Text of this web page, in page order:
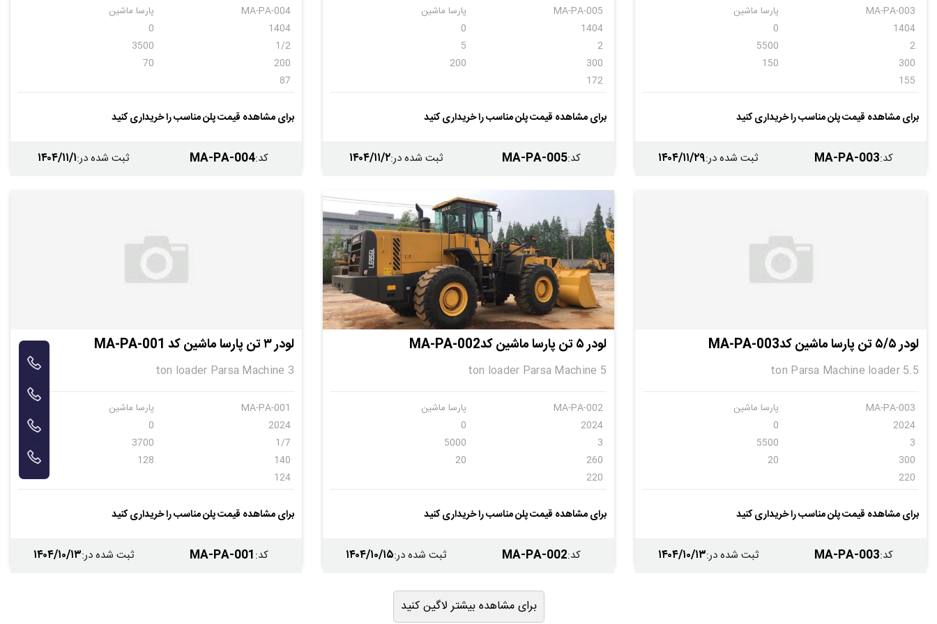
MA-PA-003
پارسا ماشین
1404
0
2
5500
300
150
155
برای مشاهده قیمت پلن مناسب را خریداری کنید
کد:
MA-PA-003 ثبت شده در:۱۴۰۴/۱۱/۲۹
MA-PA-005
پارسا ماشین
1404
0
2
5
300
200
172
برای مشاهده قیمت پلن مناسب را خریداری کنید
کد:
MA-PA-005 ثبت شده در:۱۴۰۴/۱۱/۲
MA-PA-004
پارسا ماشین
1404
0
1/2
3500
200
70
87
برای مشاهده قیمت پلن مناسب را خریداری کنید
کد:
MA-PA-004 ثبت شده در:۱۴۰۴/۱۱/۱
لودر ۵/۵ تن پارسا ماشین کدMA-PA-003
5.5 ton Parsa Machine loader
MA-PA-003
پارسا ماشین
2024
0
3
5500
300
20
220
برای مشاهده قیمت پلن مناسب را خریداری کنید
کد:
MA-PA-003 ثبت شده در:۱۴۰۴/۱۰/۱۳
لودر ۵ تن پارسا ماشین کدMA-PA-002
5 ton loader Parsa Machine
MA-PA-002
پارسا ماشین
2024
0
3
5000
260
20
220
برای مشاهده قیمت پلن مناسب را خریداری کنید
کد:
MA-PA-002 ثبت شده در:۱۴۰۴/۱۰/۱۵
لودر ۳ تن پارسا ماشین کد MA-PA-001
3 ton loader Parsa Machine
MA-PA-001
پارسا ماشین
2024
0
1/7
3700
140
128
124
برای مشاهده قیمت پلن مناسب را خریداری کنید
کد:
MA-PA-001 ثبت شده در:۱۴۰۴/۱۰/۱۳
برای مشاهده بیشتر لاگین کنید